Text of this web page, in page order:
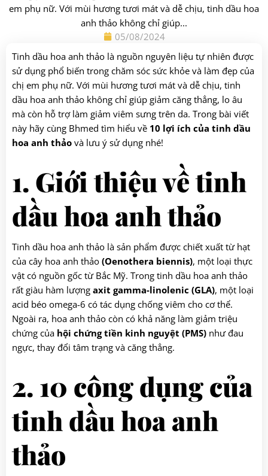
em phụ nữ. Với mùi hương tươi mát và dễ chịu, tinh dầu hoa
anh thảo không chỉ giúp...
05/08/2024
Tinh dầu hoa anh thảo là nguồn nguyên liệu tự nhiên được
sử dụng phổ biến trong chăm sóc sức khỏe và làm đẹp của
chị em phụ nữ. Với mùi hương tươi mát và dễ chịu, tinh
dầu hoa anh thảo không chỉ giúp giảm căng thẳng, lo âu
mà còn hỗ trợ làm giảm viêm sưng trên da. Trong bài viết
này hãy cùng Bhmed tìm hiểu về 10 lợi ích của tinh dầu
hoa anh thảo và lưu ý sử dụng nhé!
1. Giới thiệu về tinh
dầu hoa anh thảo
Tinh dầu hoa anh thảo là sản phẩm được chiết xuất từ hạt
của cây hoa anh thảo (Oenothera biennis), một loại thực
vật có nguồn gốc từ Bắc Mỹ. Trong tinh dầu hoa anh thảo
rất giàu hàm lượng axit gamma-linolenic (GLA), một loại
acid béo omega-6 có tác dụng chống viêm cho cơ thể.
Ngoài ra, hoa anh thảo còn có khả năng làm giảm triệu
chứng của hội chứng tiền kinh nguyệt (PMS) như đau
ngực, thay đổi tâm trạng và căng thẳng.
2. 10 công dụng của
tinh dầu hoa anh
thảo